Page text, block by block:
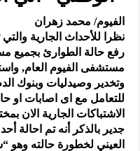
الفيوم/ محمد زهران
نظرا للأحداث الجارية
رفع حالة الطوارئ بجميع
مستشفى الفيوم العام,
وتخدير وصيدليات وبنوك
للتعامل مع اى اصابات او
الاشتباكات الجارية الان
جدير بالذكر أنه تم احالة